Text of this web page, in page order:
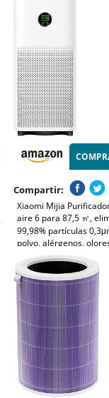
Compartir:
Xiaomi Mijia
aire 6 para 87,5 ㎡,
99,98% partículas
polvo, alérgenos,
humo, control Alexa y
modo sueño silencioso,
blanco